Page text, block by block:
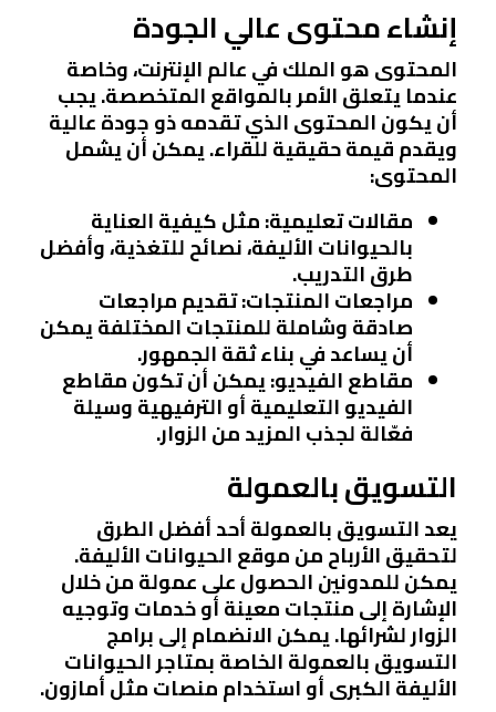
إنشاء محتوى عالي الجودة
المحتوى هو الملك في عالم الإنترنت، وخاصة
عندما يتعلق الأمر بالمواقع المتخصصة. يجب
أن يكون المحتوى الذي تقدمه ذو جودة عالية
ويقدم قيمة حقيقية للقراء. يمكن أن يشمل
المحتوى:
مقالات تعليمية: مثل كيفية العناية
بالحيوانات الأليفة، نصائح للتغذية، وأفضل
طرق التدريب.
مراجعات المنتجات: تقديم مراجعات
صادقة وشاملة للمنتجات المختلفة يمكن
أن يساعد في بناء ثقة الجمهور.
مقاطع الفيديو: يمكن أن تكون مقاطع
الفيديو التعليمية أو الترفيهية وسيلة
فعّالة لجذب المزيد من الزوار.
التسويق بالعمولة
يعد التسويق بالعمولة أحد أفضل الطرق
لتحقيق الأرباح من موقع الحيوانات الأليفة.
يمكن للمدونين الحصول على عمولة من خلال
الإشارة إلى منتجات معينة أو خدمات وتوجيه
الزوار لشرائها. يمكن الانضمام إلى برامج
التسويق بالعمولة الخاصة بمتاجر الحيوانات
الأليفة الكبرى أو استخدام منصات مثل أمازون.